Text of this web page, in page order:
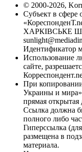
© 2000-2026,
Субъект в сфере
ХАРКІВСЬКЕ
Идентификатор
Использование
сайте,
При
Украины и
прямая открытая
Ссылка должна
полного либо
Гиперссылка
размещена в
материала.